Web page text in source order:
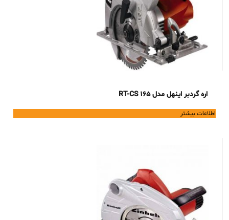
اره گردبر اینهل مدل RT-CS 165
اطلاعات بیشتر